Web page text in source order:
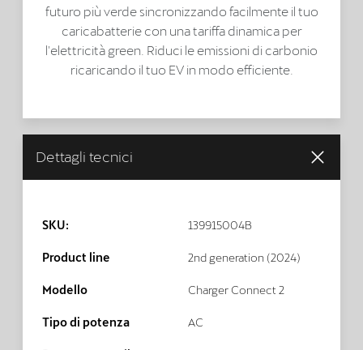
futuro più verde sincronizzando facilmente il tuo
caricabatterie con una tariffa dinamica per
l'elettricità green. Riduci le emissioni di carbonio
ricaricando il tuo EV in modo efficiente.
Dettagli tecnici
SKU: 139915004B
Product line 2nd generation (2024)
Modello Charger Connect 2
Tipo di potenza AC